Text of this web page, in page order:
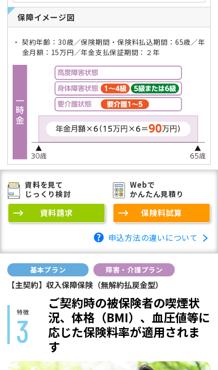
保障イメージ図
契約年齢：30歳／保険期間・保険料払込期間：65歳／年
金月額：15万円／年金支払保証期間：２年
資料を見て
じっくり検討
資料請求
Webで
かんたん見積り
保険料試算
申込方法の違いについて
基本プラン 障害・介護プラン
【主契約】収入保障保険（無解約払戻金型）
特徴
3
ご契約時の被保険者の喫煙状
況、体格（BMI）、 血圧値等に
応じた保険料率が適用されま
す